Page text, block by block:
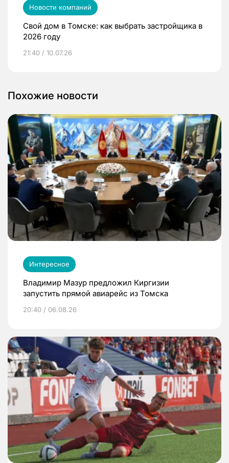
Новости компаний
Свой дом в Томске: как выбрать застройщика в
2026 году
21:40 / 10.07.26
Похожие новости
Интересное
Владимир Мазур предложил Киргизии
запустить прямой авиарейс из Томска
20:40 / 06.08.26